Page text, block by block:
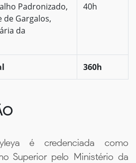
Padronizado,
de Gargalos,
da
40h
360h
é credenciada como
Superior pelo Ministério da